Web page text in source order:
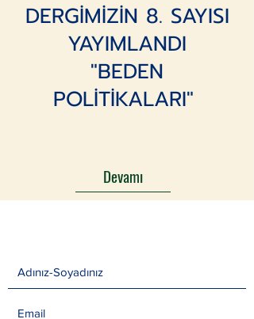
DERGİMİZİN 8. SAYISI
YAYIMLANDI
"BEDEN
POLİTİKALARI"
Devamı